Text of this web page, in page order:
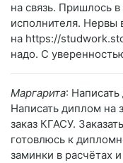
на связь. Пришлось
исполнителя. Нервы
на https://
надо. С
Маргарита:
Написать диплом на
заказ КГАСУ.
готовлюсь к
заминки в расчётах